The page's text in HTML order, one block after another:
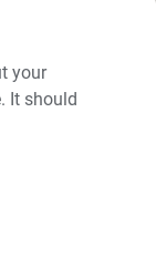
your
It should